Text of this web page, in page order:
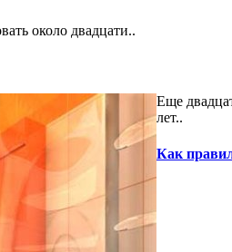
около двадцати..
Еще
лет..
Как